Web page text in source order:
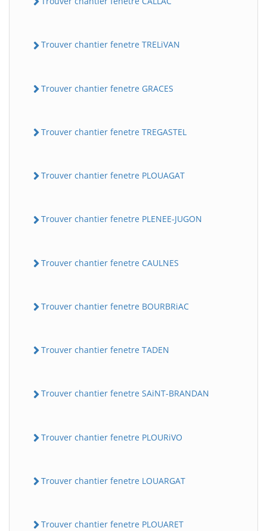
Trouver chantier fenetre TRELiVAN
Trouver chantier fenetre GRACES
Trouver chantier fenetre TREGASTEL
Trouver chantier fenetre PLOUAGAT
Trouver chantier fenetre PLENEE-JUGON
Trouver chantier fenetre CAULNES
Trouver chantier fenetre BOURBRiAC
Trouver chantier fenetre TADEN
Trouver chantier fenetre SAiNT-BRANDAN
Trouver chantier fenetre PLOURiVO
Trouver chantier fenetre LOUARGAT
Trouver chantier fenetre PLOUARET